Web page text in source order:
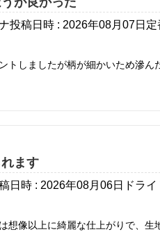
投稿日時 : 2026年08月07日 定
トしましたが柄が細かいため滲ん
ます
日時 : 2026年08月06日 ドラ
想像以上に綺麗な仕上がりで、生